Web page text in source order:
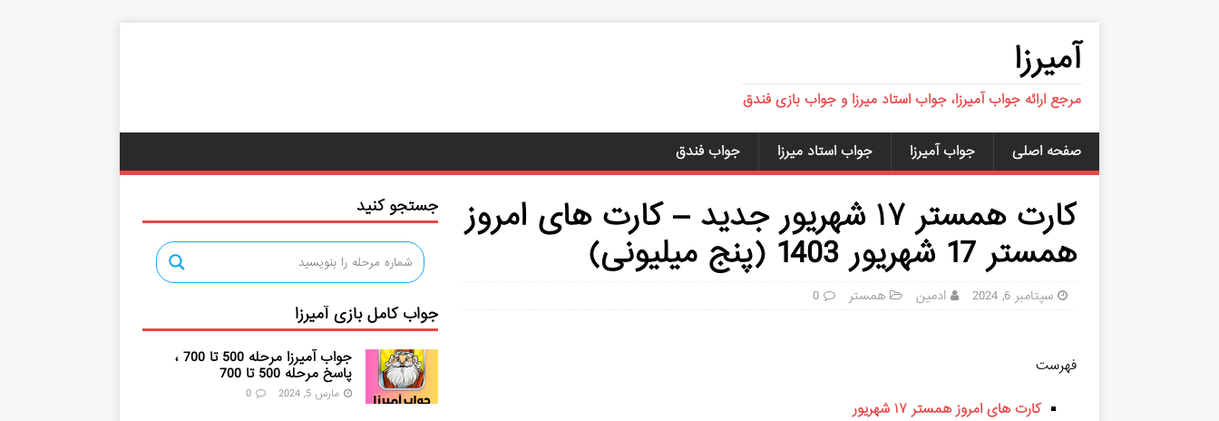
آمیرزا
مرجع ارائه جواب آمیرزا، جواب استاد میرزا و جواب بازی فندق
صفحه اصلی جواب آمیرزا جواب استاد میرزا جواب فندق
کارت همستر ۱۷ شهریور جدید – کارت های امروز
همستر 17 شهریور 1403 (پنج میلیونی)
سپتامبر 6, 2024 ادمین همستر 0
فهرست
کارت های امروز همستر ۱۷ شهریور
جستجو کنید
جواب کامل بازی آمیرزا
جواب آمیرزا مرحله 500 تا 700 ،
پاسخ مرحله 500 تا 700
مارس 5, 2024 0